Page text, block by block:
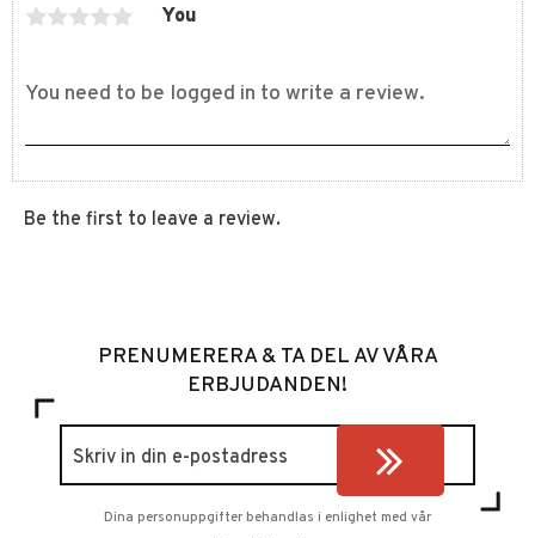
You
Be the first to leave a review.
PRENUMERERA & TA DEL AV VÅRA
ERBJUDANDEN!
Dina personuppgifter behandlas i enlighet med vår